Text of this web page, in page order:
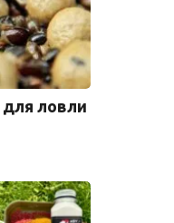
для ловли